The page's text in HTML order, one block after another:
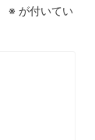
※ が付いてい